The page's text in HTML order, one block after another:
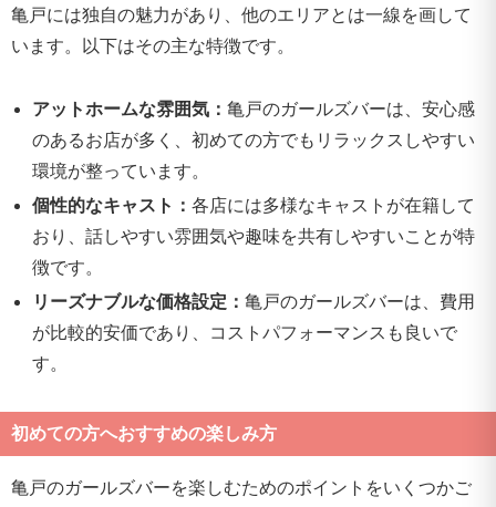
亀戸には独自の魅力があり、他のエリアとは一線を画して
います。以下はその主な特徴です。
アットホームな雰囲気：亀戸のガールズバーは、安心感
のあるお店が多く、初めての方でもリラックスしやすい
環境が整っています。
個性的なキャスト：各店には多様なキャストが在籍して
おり、話しやすい雰囲気や趣味を共有しやすいことが特
徴です。
リーズナブルな価格設定：亀戸のガールズバーは、費用
が比較的安価であり、コストパフォーマンスも良いで
す。
初めての方へおすすめの楽しみ方
亀戸のガールズバーを楽しむためのポイントをいくつかご